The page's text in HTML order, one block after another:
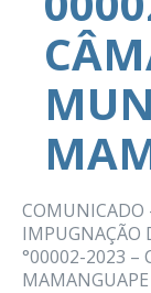
COMUNICADO
IMPUGNAÇÃO
°00002-2023 –
MAMANGUAPE